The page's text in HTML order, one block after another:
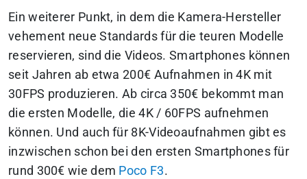
Ein weiterer Punkt, in dem die Kamera-Hersteller
vehement neue Standards für die teuren Modelle
reservieren, sind die Videos. Smartphones können
seit Jahren ab etwa 200€ Aufnahmen in 4K mit
30FPS produzieren. Ab circa 350€ bekommt man
die ersten Modelle, die 4K / 60FPS aufnehmen
können. Und auch für 8K-Videoaufnahmen gibt es
inzwischen schon bei den ersten Smartphones für
rund 300€ wie dem Poco F3.